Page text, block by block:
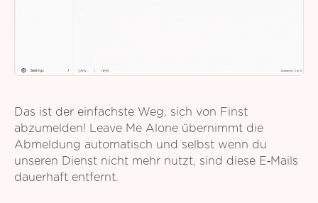
Das ist der einfachste Weg, sich von Finst
abzumelden! Leave Me Alone übernimmt die
Abmeldung automatisch und selbst wenn du
unseren Dienst nicht mehr nutzt, sind diese E‑Mails
dauerhaft entfernt.